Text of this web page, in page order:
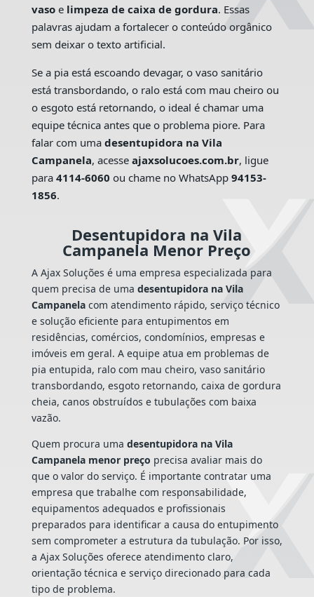
vasoe limpeza de caixa de gordura. Essas
palavras ajudam a fortalecer o conteúdo orgânico
sem deixar o texto artificial.
Se a pia está escoando devagar, o vaso sanitário
está transbordando, o ralo está com mau cheiro ou
o esgoto está retornando, o ideal é chamar uma
equipe técnica antes que o problema piore. Para
falar com uma desentupidora na Vila
Campanela, acesse ajaxsolucoes.com.br, ligue
para 4114-6060 ou chame no WhatsApp 94153-
1856.
Desentupidora na Vila
Campanela Menor Preço
A Ajax Soluções é uma empresa especializada para
quem precisa de uma desentupidora na Vila
Campanelacom atendimento rápido, serviço técnico
e solução eficiente para entupimentos em
residências, comércios, condomínios, empresas e
imóveis em geral. A equipe atua em problemas de
pia entupida, ralo com mau cheiro, vaso sanitário
transbordando, esgoto retornando, caixa de gordura
cheia, canos obstruídos e tubulações com baixa
vazão.
Quem procura uma desentupidora na Vila
Campanela menor preço precisa avaliar mais do
que o valor do serviço. É importante contratar uma
empresa que trabalhe com responsabilidade,
equipamentos adequados e profissionais
preparados para identificar a causa do entupimento
sem comprometer a estrutura da tubulação. Por isso,
a Ajax Soluções oferece atendimento claro,
orientação técnica e serviço direcionado para cada
tipo de problema.